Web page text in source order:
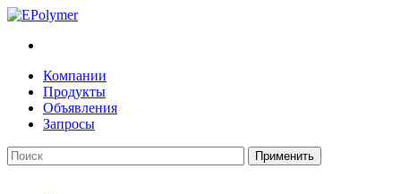
Компании
Продукты
Объявления
Запросы